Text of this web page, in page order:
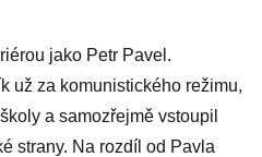
jako Petr Pavel.
už za komunistického režimu,
a samozřejmě vstoupil
strany. Na rozdíl od Pavla